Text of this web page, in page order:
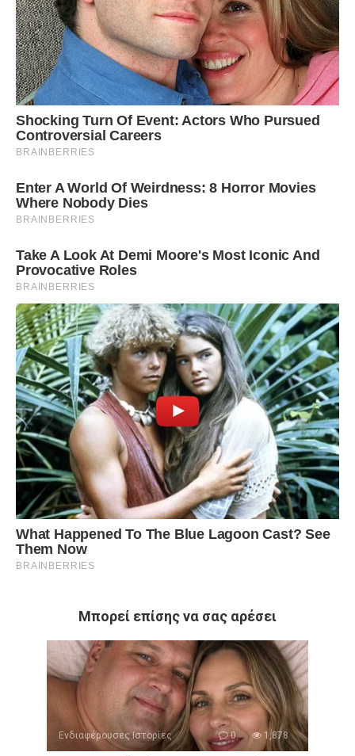
Μπορεί επίσης να σας αρέσει
Ενδιαφέρουσες Ιστορίες 0 1,878